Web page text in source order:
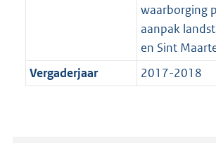
waarborging
aanpak
en Sint
Vergaderjaar
2017-2018